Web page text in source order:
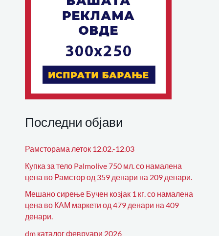
Последни објави
Рамсторама леток 12.02.-12.03
Купка за тело Palmolive 750 мл. со намалена
цена во Рамстор од 359 денари на 209 денари.
Мешано сирење Бучен козјак 1 кг. со намалена
цена во КАМ маркети од 479 денари на 409
денари.
dm каталог февруари 2026